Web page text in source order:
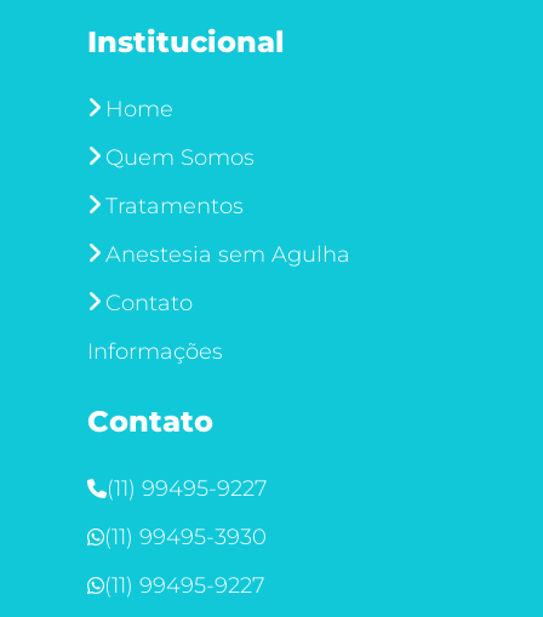
Institucional
Home
Quem Somos
Tratamentos
Anestesia sem Agulha
Contato
Informações
Contato
(11) 99495-9227
(11) 99495-3930
(11) 99495-9227